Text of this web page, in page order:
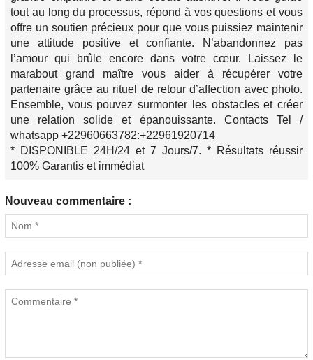
tout au long du processus, répond à vos questions et vous
offre un soutien précieux pour que vous puissiez maintenir
une attitude positive et confiante. N’abandonnez pas
l’amour qui brûle encore dans votre cœur. Laissez le
marabout grand maître vous aider à récupérer votre
partenaire grâce au rituel de retour d’affection avec photo.
Ensemble, vous pouvez surmonter les obstacles et créer
une relation solide et épanouissante. Contacts Tel /
whatsapp +22960663782:+22961920714
* DISPONIBLE 24H/24 et 7 Jours/7. * Résultats réussir
100% Garantis et immédiat
Nouveau commentaire :